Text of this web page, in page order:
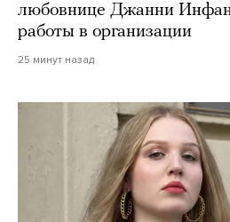
любовнице Джанни
работы в организации
25 минут назад